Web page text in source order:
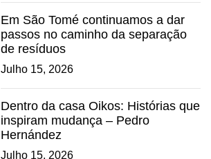
Em São Tomé continuamos a dar
passos no caminho da separação
de resíduos
Julho 15, 2026
Dentro da casa Oikos: Histórias que
inspiram mudança – Pedro
Hernández
Julho 15, 2026